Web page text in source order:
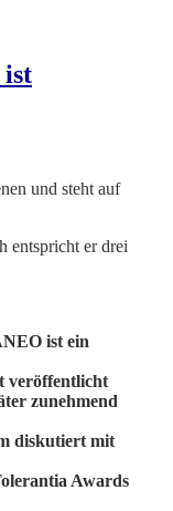
ist
und steht auf
entspricht er drei
ist ein
veröffentlicht
zunehmend
diskutiert mit
Awards